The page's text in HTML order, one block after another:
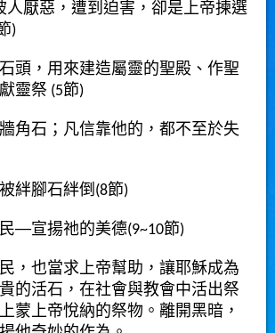
人厭惡，遭到迫害，卻是上帝揀選
)
頭，用來建造屬靈的聖殿、作聖
靈祭 (5節)
角石；凡信靠他的，都不至於失
絆腳石絆倒(8節)
──宣揚祂的美德(9~10節)
，也當求上帝幫助，讓耶穌成為
的活石，在社會與教會中活出祭
蒙上帝悅納的祭物。離開黑暗，